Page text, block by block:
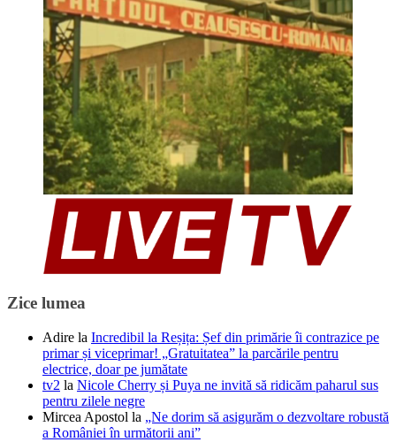
Zice lumea
Adire la Incredibil la Reșița: Șef din primărie îi contrazice pe
primar și viceprimar! „Gratuitatea” la parcările pentru
electrice, doar pe jumătate
tv2 la Nicole Cherry și Puya ne invită să ridicăm paharul sus
pentru zilele negre
Mircea Apostol la „Ne dorim să asigurăm o dezvoltare robustă
a României în următorii ani”